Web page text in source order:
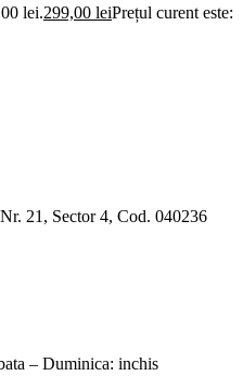
lei.299,00 leiPrețul curent este:
21, Sector 4, Cod. 040236
– Duminica: inchis